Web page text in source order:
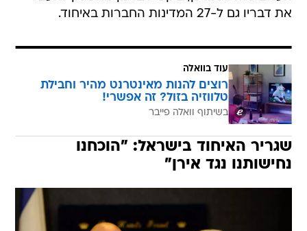
את דבריו גם ל-27 המדינות החברות באיחוד.
עוד בוואלה
רוצים להנות מאינטרנט מהיר וחבילת
טלווזיה בזול? זה אפשרי!
בשיתוף וואלה פייבר
שגריר האיחוד בישראל: "הוכחנו
נחישותנו נגד אירן"